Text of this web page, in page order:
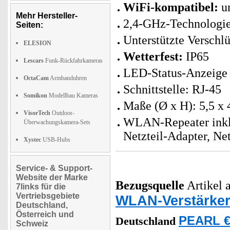
Mehr Hersteller-
Seiten:
ELESION
Lescars Funk-Rückfahrkameras
OctaCamArmbanduhren
Somikon Modellbau Kameras
VisorTech Outdoor-
Überwachungskamera-Sets
Xystec USB-Hubs
Service- & Support-
Website der Marke
7links für die
Vertriebsgebiete
Deutschland,
Österreich und
Schweiz
WiFi-kompatibel:
2,4-GHz-
Unterstützte
Wetterfest: IP65
LED-Status-Anzeige
Schnittstelle: RJ-45
Maße (Ø x H): 5,5 x
WLAN-Repeater
Netzteil-Adapter,
Bezugsquelle Artikel
WLAN-Verstärker
Deutschland PEARL